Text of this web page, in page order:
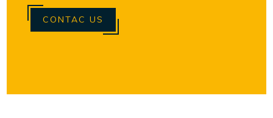
CONTAC US